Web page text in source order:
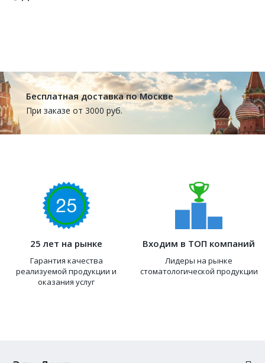
Бесплатная доставка по Москве
При заказе от 3000 руб.
25 лет на рынке
Гарантия качества
реализуемой продукции и
оказания услуг
Входим в ТОП компаний
Лидеры на рынке
стоматологической продукции